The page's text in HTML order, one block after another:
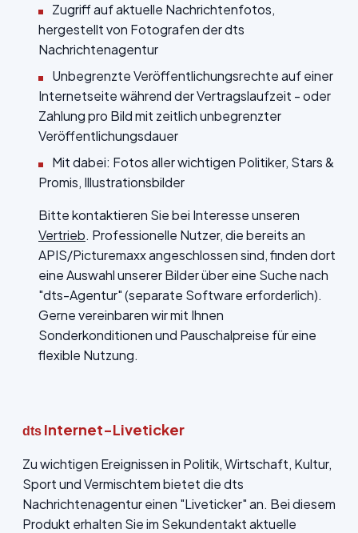
Zugriff auf aktuelle Nachrichtenfotos,
hergestellt von Fotografen der dts
Nachrichtenagentur
Unbegrenzte Veröffentlichungsrechte auf einer
Internetseite während der Vertragslaufzeit - oder
Zahlung pro Bild mit zeitlich unbegrenzter
Veröffentlichungsdauer
Mit dabei: Fotos aller wichtigen Politiker, Stars &
Promis, Illustrationsbilder
Bitte kontaktieren Sie bei Interesse unseren
Vertrieb. Professionelle Nutzer, die bereits an
APIS/Picturemaxx angeschlossen sind, finden dort
eine Auswahl unserer Bilder über eine Suche nach
"dts-Agentur" (separate Software erforderlich).
Gerne vereinbaren wir mit Ihnen
Sonderkonditionen und Pauschalpreise für eine
flexible Nutzung.
dts Internet-Liveticker
Zu wichtigen Ereignissen in Politik, Wirtschaft, Kultur,
Sport und Vermischtem bietet die dts
Nachrichtenagentur einen "Liveticker" an. Bei diesem
Produkt erhalten Sie im Sekundentakt aktuelle